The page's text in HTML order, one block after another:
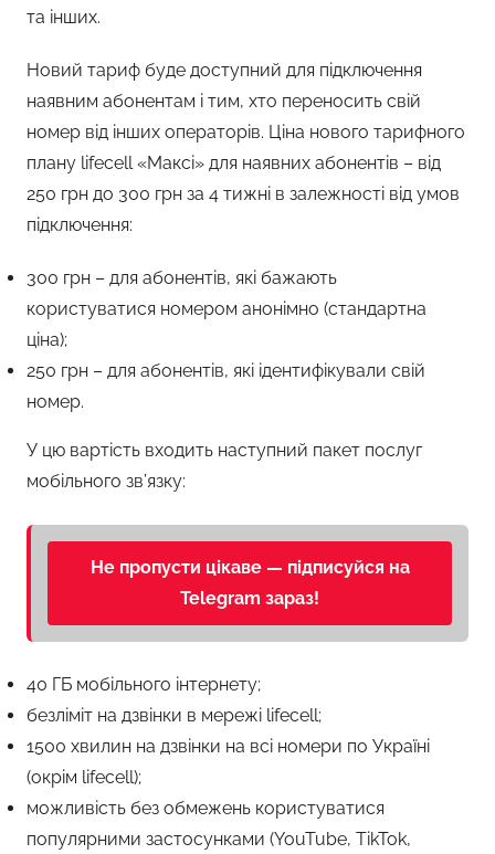
та інших.
Новий тариф буде доступний для підключення
наявним абонентам і тим, хто переносить свій
номер від інших операторів. Ціна нового тарифного
плану lifecell «Максі» для наявних абонентів – від
250 грн до 300 грн за 4 тижні в залежності від умов
підключення:
300 грн – для абонентів, які бажають
користуватися номером анонімно (стандартна
ціна);
250 грн – для абонентів, які ідентифікували свій
номер.
У цю вартість входить наступний пакет послуг
мобільного зв’язку:
Не пропусти цікаве — підписуйся на
Telegram зараз!
40 ГБ мобільного інтернету;
безліміт на дзвінки в мережі lifecell;
1500 хвилин на дзвінки на всі номери по Україні
(окрім lifecell);
можливість без обмежень користуватися
популярними застосунками (YouTube, TikTok,